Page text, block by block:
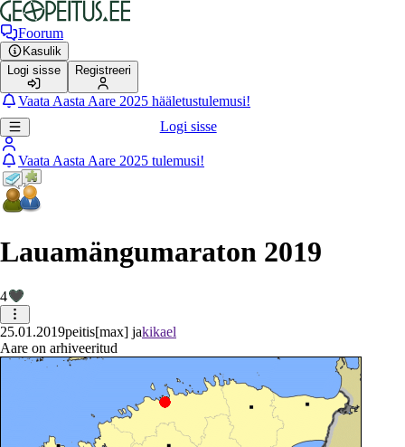
Foorum
Kasulik
Logi sisse
Registreeri
Vaata Aasta Aare 2025 hääletustulemusi!
Logi sisse
Vaata Aasta Aare 2025 tulemusi!
Lauamängumaraton 2019
4
25.01.2019peitis[max] jakikael
Aare on arhiveeritud